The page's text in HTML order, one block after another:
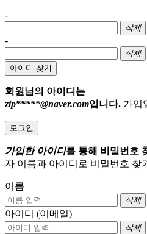
-
삭제
-
삭제
아이디 찾기
회원님의 아이디는
zip*****@naver.com입니다. 가입
로그인
가입한 아이디를 통해 비밀번호
자 이름과 아이디로 비밀번호 찾
이름
삭제
아이디 (이메일)
삭제